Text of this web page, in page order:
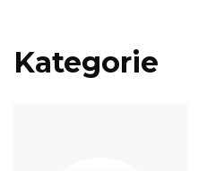
Kategorie